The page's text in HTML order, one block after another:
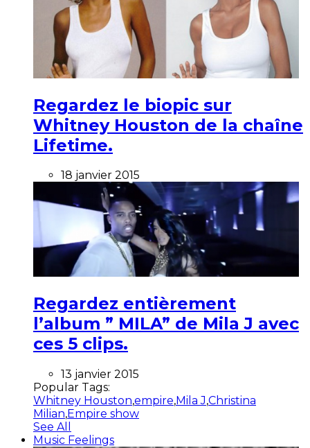
Regardez le biopic sur
Whitney Houston de la chaîne
Lifetime.
18 janvier 2015
Regardez entièrement
l’album ” MILA” de Mila J avec
ces 5 clips.
13 janvier 2015
Popular Tags:
Whitney Houston,empire,Mila J,Christina
Milian,Empire show
See All
Music Feelings